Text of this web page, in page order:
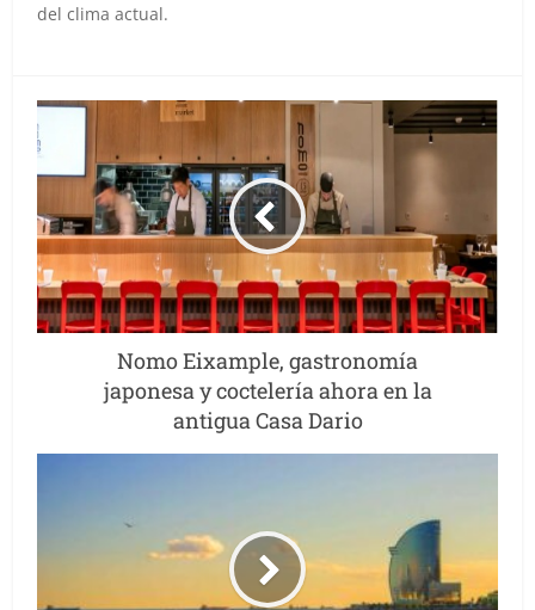
del clima actual.
Nomo Eixample, gastronomía
japonesa y coctelería ahora en la
antigua Casa Dario